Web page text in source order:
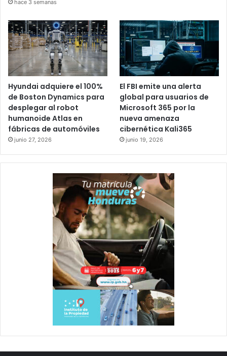
hace 3 semanas
Hyundai adquiere el 100%
de Boston Dynamics para
desplegar al robot
humanoide Atlas en
fábricas de automóviles
junio 27, 2026
El FBI emite una alerta
global para usuarios de
Microsoft 365 por la
nueva amenaza
cibernética Kali365
junio 19, 2026